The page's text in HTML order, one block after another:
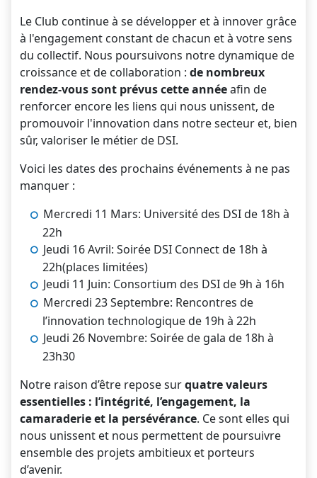
Le Club continue à se développer et à innover grâce
à l'engagement constant de chacun et à votre sens
du collectif. Nous poursuivons notre dynamique de
croissance et de collaboration : de nombreux
rendez-vous sont prévus cette annéeafin de
renforcer encore les liens qui nous unissent, de
promouvoir l'innovation dans notre secteur et, bien
sûr, valoriser le métier de DSI.
Voici les dates des prochains événements à ne pas
manquer :
Mercredi 11 Mars: Université des DSI de 18h à
22h
Jeudi 16 Avril: Soirée DSI Connect de 18h à
22h(places limitées)
Jeudi 11 Juin: Consortium des DSI de 9h à 16h
Mercredi 23 Septembre: Rencontres de
l’innovation technologique de 19h à 22h
Jeudi 26 Novembre: Soirée de gala de 18h à
23h30
Notre raison d’être repose surquatre valeurs
essentielles : l’intégrité, l’engagement, la
camaraderie et la persévérance. Ce sont elles qui
nous unissent et nous permettent de poursuivre
ensemble des projets ambitieux et porteurs
d’avenir.